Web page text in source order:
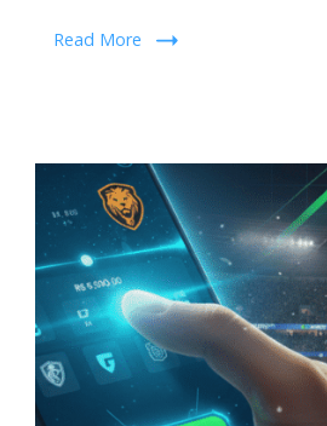
Read More